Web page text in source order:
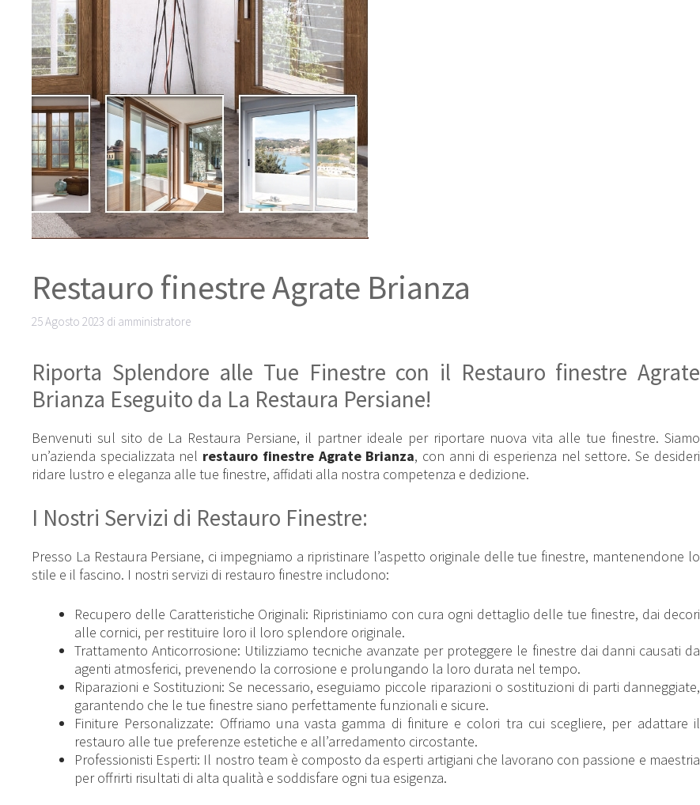
Restauro finestre Agrate Brianza
25 Agosto 2023 di amministratore
Riporta Splendore alle Tue Finestre con il Restauro finestre Agrate
Brianza Eseguito da La Restaura Persiane!
Benvenuti sul sito de La Restaura Persiane, il partner ideale per riportare nuova vita alle tue finestre. Siamo
un’azienda specializzata nel restauro finestre Agrate Brianza, con anni di esperienza nel settore. Se desideri
ridare lustro e eleganza alle tue finestre, affidati alla nostra competenza e dedizione.
I Nostri Servizi di Restauro Finestre:
Presso La Restaura Persiane, ci impegniamo a ripristinare l’aspetto originale delle tue finestre, mantenendone lo
stile e il fascino. I nostri servizi di restauro finestre includono:
Recupero delle Caratteristiche Originali: Ripristiniamo con cura ogni dettaglio delle tue finestre, dai decori
alle cornici, per restituire loro il loro splendore originale.
Trattamento Anticorrosione: Utilizziamo tecniche avanzate per proteggere le finestre dai danni causati da
agenti atmosferici, prevenendo la corrosione e prolungando la loro durata nel tempo.
Riparazioni e Sostituzioni: Se necessario, eseguiamo piccole riparazioni o sostituzioni di parti danneggiate,
garantendo che le tue finestre siano perfettamente funzionali e sicure.
Finiture Personalizzate: Offriamo una vasta gamma di finiture e colori tra cui scegliere, per adattare il
restauro alle tue preferenze estetiche e all’arredamento circostante.
Professionisti Esperti: Il nostro team è composto da esperti artigiani che lavorano con passione e maestria
per offrirti risultati di alta qualità e soddisfare ogni tua esigenza.